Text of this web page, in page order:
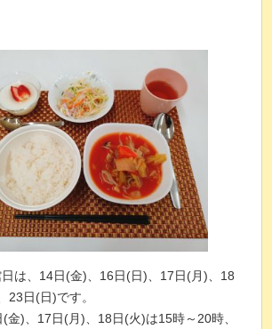
は、14日(金)、16日(日)、17日(月)、18
23日(日)です。
金)、17日(月)、18日(火)は15時～20時、